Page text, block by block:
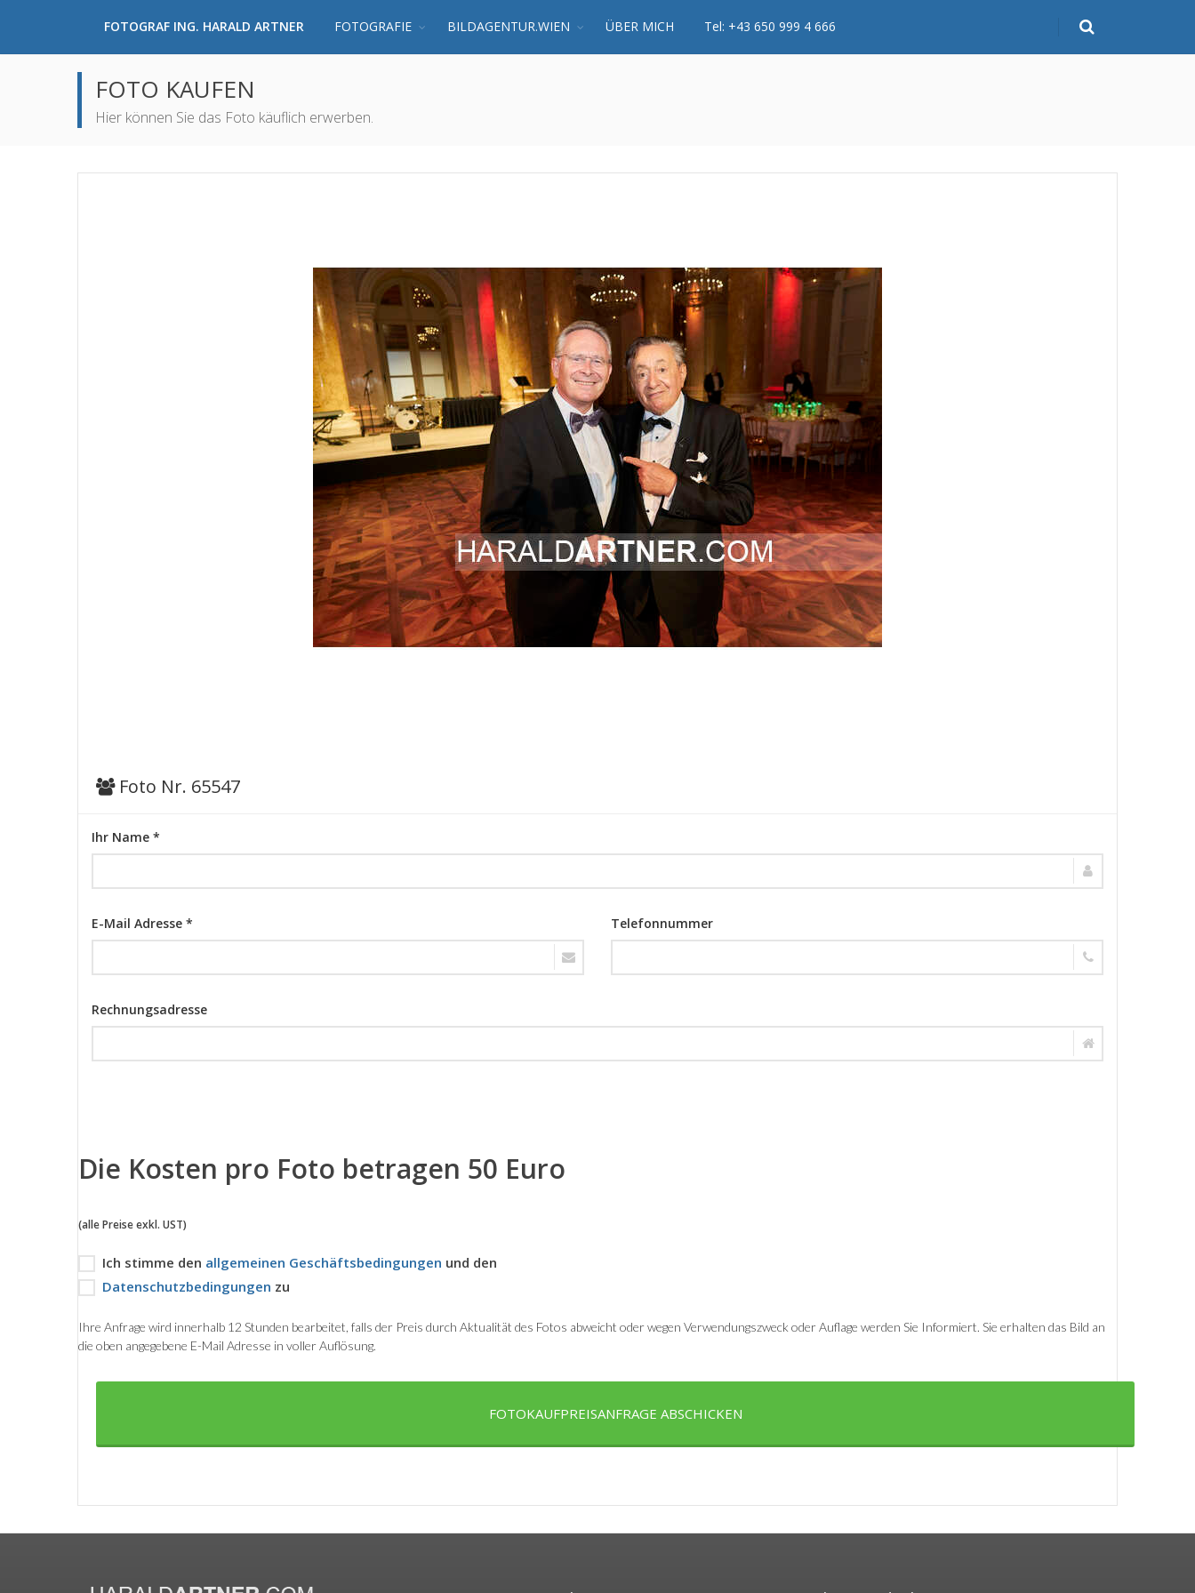
FOTOGRAF ING. HARALD ARTNER FOTOGRAFIE BILDAGENTUR.WIEN ÜBER MICH Tel: +43 650 999 4 666
FOTO KAUFEN
Hier können Sie das Foto käuflich erwerben.
Foto Nr. 65547
Ihr Name *
E-Mail Adresse * Telefonnummer
Rechnungsadresse
Die Kosten pro Foto betragen 50 Euro
(alle Preise exkl. UST)
Ich stimme den allgemeinen Geschäftsbedingungen und den
Datenschutzbedingungen zu
Ihre Anfrage wird innerhalb 12 Stunden bearbeitet, falls der Preis durch Aktualität des Fotos abweicht oder wegen Verwendungszweck oder Auflage werden Sie Informiert. Sie erhalten das Bild an
die oben angegebene E-Mail Adresse in voller Auflösung.
FOTOKAUFPREISANFRAGE ABSCHICKEN